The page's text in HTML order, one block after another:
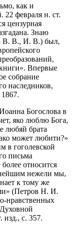
как и
февраля н. ст.
цензурная
Знаю
В. В., И. В.) был,
Впервые
собрание
наследников,
Богослова в
яко люблю Бога,
любяй брата
может любити?»
в гоголевской
письма
относится
нежели мы,
к тому же
(Петров Н. И.
нравственных
с. 357.